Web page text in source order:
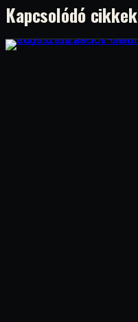
Kapcsolódó cikkek